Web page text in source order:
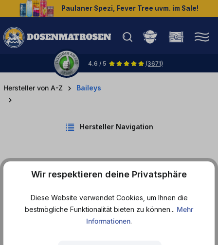
springen Paulaner Spezi, Fever Tree uvm. im Sale!
4.6 / 5 (3671)
Hersteller von A-Z Baileys
Hersteller Navigation
Produkte von Baileys
Wir respektieren deine Privatsphäre
Diese Website verwendet Cookies, um Ihnen die
bestmögliche Funktionalität bieten zu können... Mehr
Informationen.